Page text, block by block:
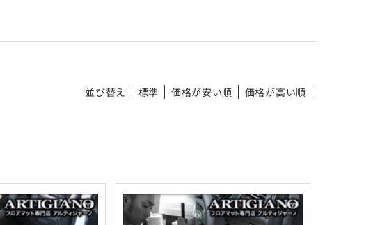
並び替え 標準 価格が安い順 価格が高い順